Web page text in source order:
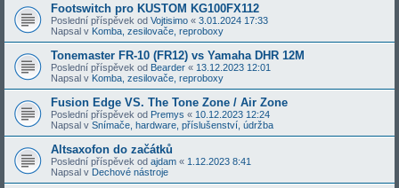
Footswitch pro KUSTOM KG100FX112
Poslední příspěvek od Vojtisimo « 3.01.2024 17:33
Napsal v Komba, zesilovače, reproboxy
Tonemaster FR-10 (FR12) vs Yamaha DHR 12M
Poslední příspěvek od Bearder « 13.12.2023 12:01
Napsal v Komba, zesilovače, reproboxy
Fusion Edge VS. The Tone Zone / Air Zone
Poslední příspěvek od Premys « 10.12.2023 12:24
Napsal v Snímače, hardware, příslušenství, údržba
Altsaxofon do začátků
Poslední příspěvek od ajdam « 1.12.2023 8:41
Napsal v Dechové nástroje